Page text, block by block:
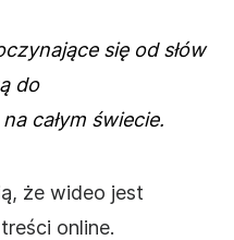
się od słów
do
całym świecie.
że wideo jest
online.